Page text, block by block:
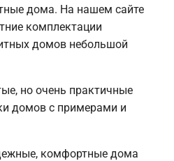
дома. На нашем сайте
комплектации
домов небольшой
но очень практичные
домов с примерами и
комфортные дома